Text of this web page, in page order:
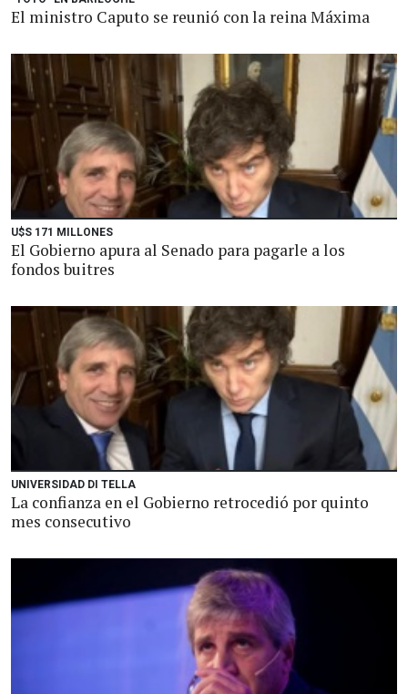
El ministro Caputo se reunió con la reina Máxima
U$S 171 MILLONES
El Gobierno apura al Senado para pagarle a los
fondos buitres
UNIVERSIDAD DI TELLA
La confianza en el Gobierno retrocedió por quinto
mes consecutivo